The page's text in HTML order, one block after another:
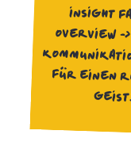
INSIGHT
OVERVIEW -
FÜR EINEN
GEIST.